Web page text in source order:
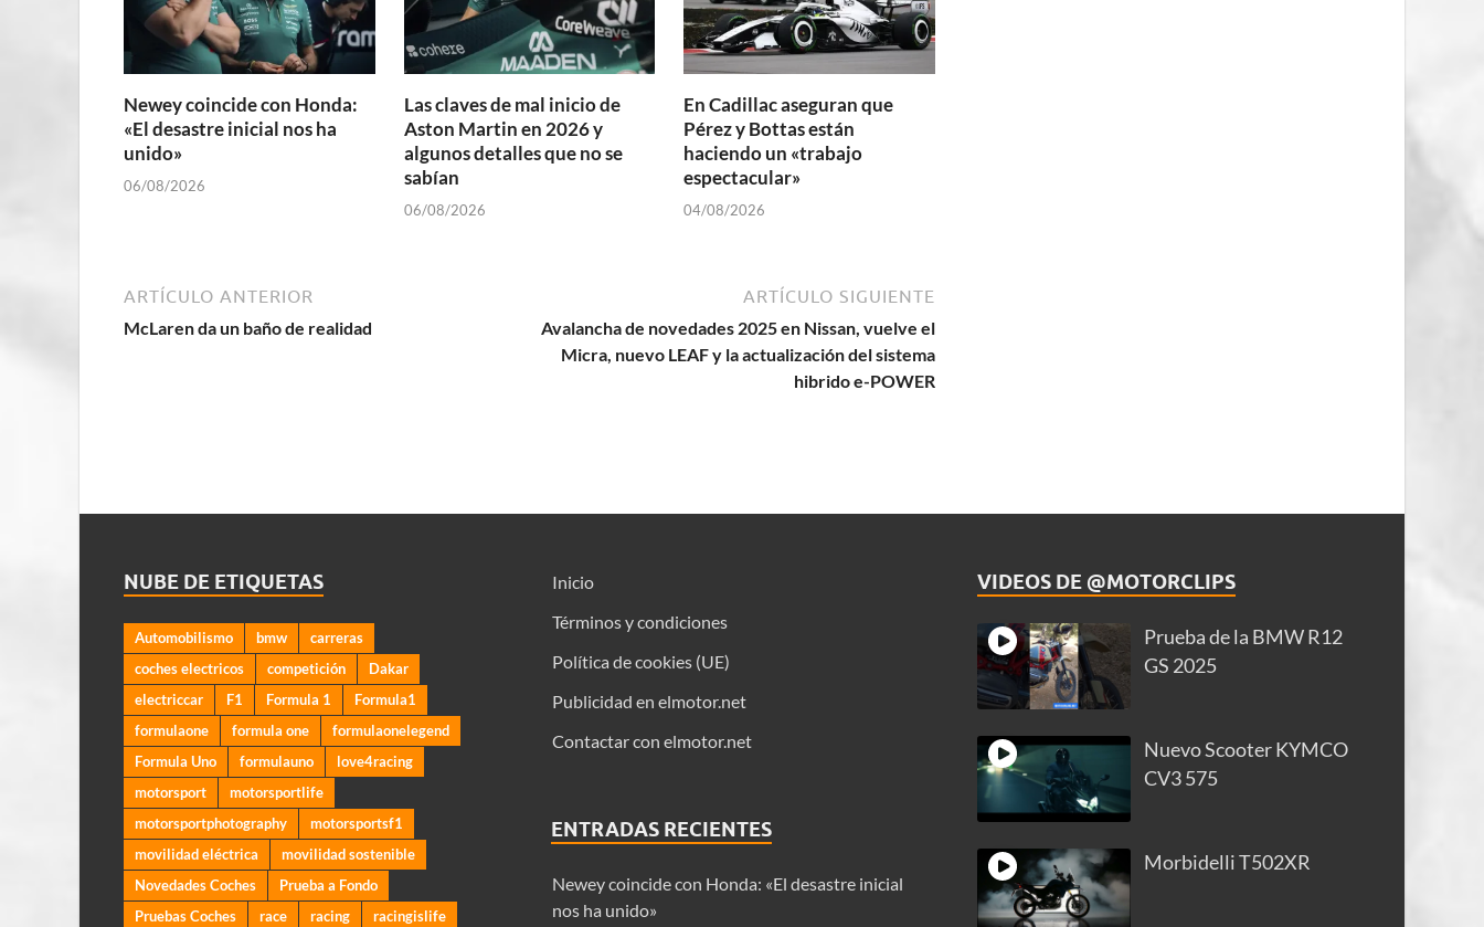
Newey coincide con Honda:
«El desastre inicial nos ha
unido»
06/08/2026
Las claves de mal inicio de
Aston Martin en 2026 y
algunos detalles que no se
sabían
06/08/2026
En Cadillac aseguran que
Pérez y Bottas están
haciendo un «trabajo
espectacular»
04/08/2026
ARTÍCULO ANTERIOR
McLaren da un baño de realidad
ARTÍCULO SIGUIENTE
Avalancha de novedades 2025 en Nissan, vuelve el
Micra, nuevo LEAF y la actualización del sistema
hibrido e-POWER
NUBE DE ETIQUETAS
Automobilismo bmw
carreras
coches electricos
competición
Dakar
electriccar
F1 Formula 1
Formula1
formulaone
formula one
formulaonelegend
Formula Uno
formulauno
love4racing
motorsport
motorsportlife
motorsportphotography
motorsportsf1
movilidad eléctrica
movilidad sostenible
Novedades Coches
Prueba a Fondo
Pruebas Coches
race racing racingislife
Inicio
Términos y condiciones
Política de cookies (UE)
Publicidad en elmotor.net
Contactar con elmotor.net
ENTRADAS RECIENTES
Newey coincide con Honda: «El desastre inicial
nos ha unido»
VIDEOS DE @MOTORCLIPS
Prueba de la BMW R12
GS 2025
Nuevo Scooter KYMCO
CV3 575
Morbidelli T502XR